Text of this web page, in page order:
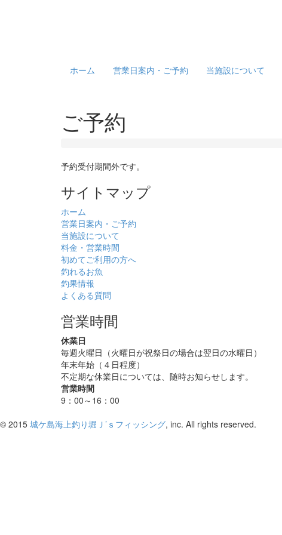
ホーム 営業日案内・ご予約 当施設について
ご予約
予約受付期間外です。
サイトマップ
ホーム
営業日案内・ご予約
当施設について
料金・営業時間
初めてご利用の方へ
釣れるお魚
釣果情報
よくある質問
営業時間
休業日
毎週火曜日（火曜日が祝祭日の場合は翌日の水曜日）
年末年始（４日程度）
不定期な休業日については、随時お知らせします。
営業時間
9：00～16：00
© 2015 城ケ島海上釣り堀Ｊ’ｓフィッシング, inc. All rights reserved.